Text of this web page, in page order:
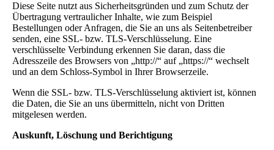
Diese Seite nutzt aus Sicherheitsgründen und zum Schutz der
Übertragung vertraulicher Inhalte, wie zum Beispiel
Bestellungen oder Anfragen, die Sie an uns als Seitenbetreiber
senden, eine SSL- bzw. TLS-Verschlüsselung. Eine
verschlüsselte Verbindung erkennen Sie daran, dass die
Adresszeile des Browsers von „http://“ auf „https://“ wechselt
und an dem Schloss-Symbol in Ihrer Browserzeile.
Wenn die SSL- bzw. TLS-Verschlüsselung aktiviert ist, können
die Daten, die Sie an uns übermitteln, nicht von Dritten
mitgelesen werden.
Auskunft, Löschung und Berichtigung